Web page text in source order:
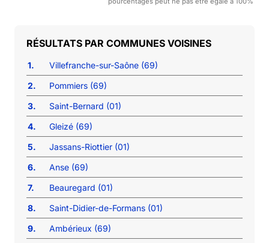
COMMUNES VOISINES
1.
Villefranche-sur-Saône (69)
2.
Pommiers (69)
3.
Saint-Bernard (01)
4.
Gleizé (69)
5.
Jassans-Riottier (01)
6.
Anse (69)
7.
Beauregard (01)
8.
Saint-Didier-de-Formans (01)
9.
Ambérieux (69)